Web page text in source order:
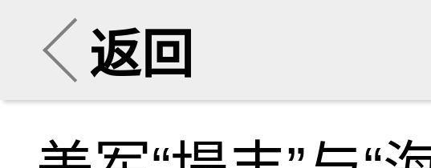
返回